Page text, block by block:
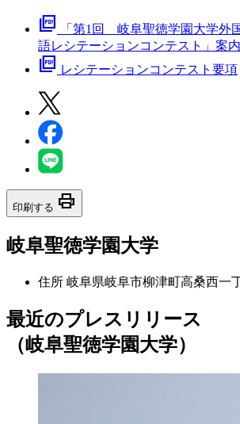
picture_as_pdf
「第1回 岐阜聖徳学園大学外
語レシテーションコンテスト」案内
picture_as_pdf レシテーションコンテスト要項
印刷する print
岐阜聖徳学園大学
住所 岐阜県岐阜市柳津町高桑西一
最近のプレスリリース
（岐阜聖徳学園大学）